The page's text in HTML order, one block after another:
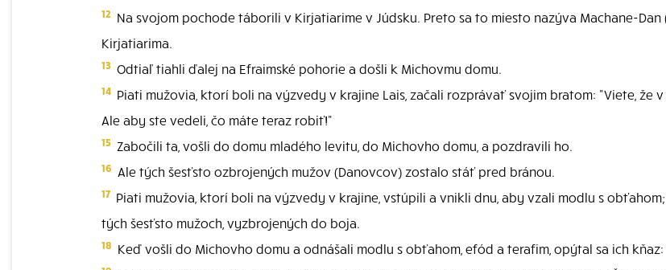
12 Na svojom pochode táborili v Kirjatiarime v Júdsku. Preto sa to miesto nazýva Machane-
Kirjatiarima.
13 Odtiaľ tiahli ďalej na Efraimské pohorie a došli k Michovmu domu.
14 Piati mužovia, ktorí boli na výzvedy v krajine Lais, začali rozprávať svojim bratom: "Viete,
Ale aby ste vedeli, čo máte teraz robiť!"
15 Zabočili ta, vošli do domu mladého levitu, do Michovho domu, a pozdravili ho.
16 Ale tých šesťsto ozbrojených mužov (Danovcov) zostalo stáť pred bránou.
17 Piati mužovia, ktorí boli na výzvedy v krajine, vstúpili a vnikli dnu, aby vzali modlu s
tých šesťsto mužoch, vyzbrojených do boja.
18 Keď vošli do Michovho domu a odnášali modlu s obťahom, efód a terafim, opýtal sa ich